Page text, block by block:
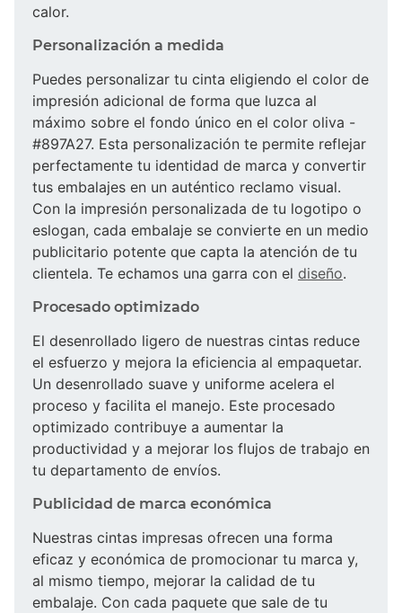
calor.
Personalización a medida
Puedes personalizar tu cinta eligiendo el color de
impresión adicional de forma que luzca al
máximo sobre el fondo único en el color oliva -
#897A27. Esta personalización te permite reflejar
perfectamente tu identidad de marca y convertir
tus embalajes en un auténtico reclamo visual.
Con la impresión personalizada de tu logotipo o
eslogan, cada embalaje se convierte en un medio
publicitario potente que capta la atención de tu
clientela. Te echamos una garra con el diseño.
Procesado optimizado
El desenrollado ligero de nuestras cintas reduce
el esfuerzo y mejora la eficiencia al empaquetar.
Un desenrollado suave y uniforme acelera el
proceso y facilita el manejo. Este procesado
optimizado contribuye a aumentar la
productividad y a mejorar los flujos de trabajo en
tu departamento de envíos.
Publicidad de marca económica
Nuestras cintas impresas ofrecen una forma
eficaz y económica de promocionar tu marca y,
al mismo tiempo, mejorar la calidad de tu
embalaje. Con cada paquete que sale de tu